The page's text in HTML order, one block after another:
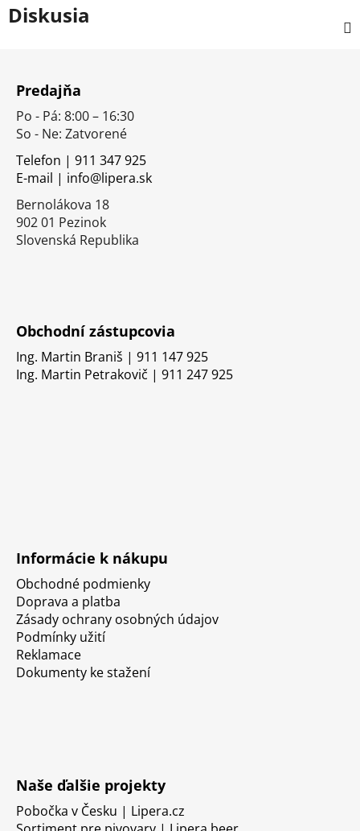
Diskusia
Predajňa
Po - Pá: 8:00 – 16:30
So - Ne: Zatvorené
Telefon | 911 347 925
E-mail | info@lipera.sk
Bernolákova 18
902 01 Pezinok
Slovenská Republika
Obchodní zástupcovia
Ing. Martin Braniš | 911 147 925
Ing. Martin Petrakovič | 911 247 925
Informácie k nákupu
Obchodné podmienky
Doprava a platba
Zásady ochrany osobných údajov
Podmínky užití
Reklamace
Dokumenty ke stažení
Naše ďalšie projekty
Pobočka v Česku | Lipera.cz